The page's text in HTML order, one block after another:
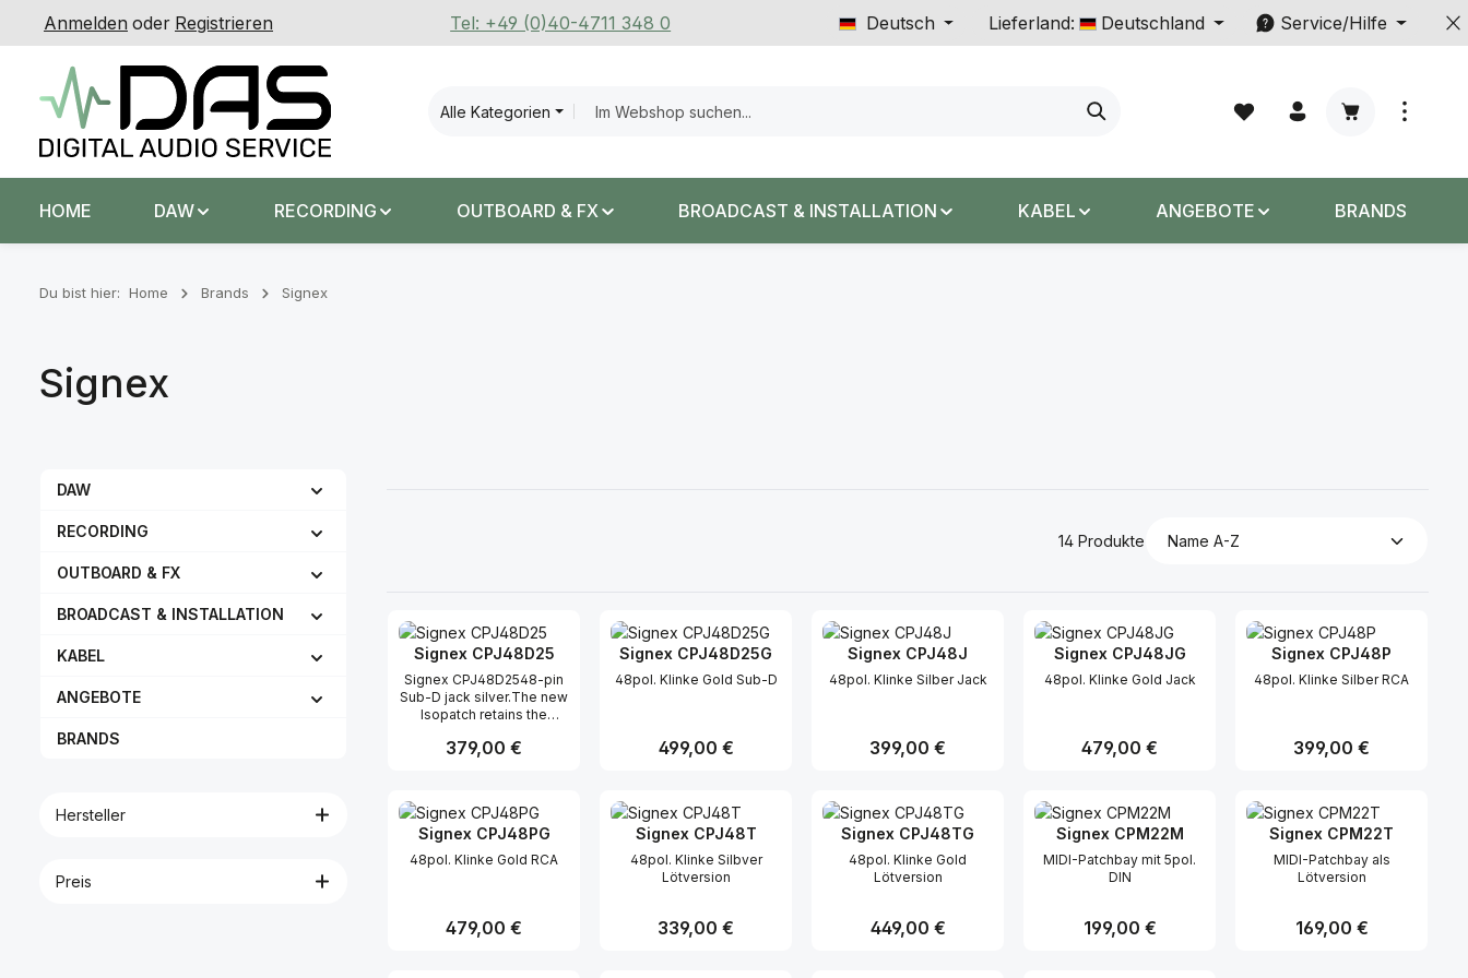
Hauptinhalt springen
Zur Suche springen
Zur Hauptnavigation springen
Anmelden oder Registrieren Tel: +49 (0)40-4711 348 0 Deutsch Lieferland: Deutschland Service/Hilfe
Alle Kategorien
Warenkorb
HOME DAW RECORDING OUTBOARD & FX BROADCAST & INSTALLATION KABEL ANGEBOTE BRANDS
Du bist hier: Home Brands Signex
Signex
DAW
RECORDING
OUTBOARD & FX
BROADCAST & INSTALLATION
KABEL
ANGEBOTE
BRANDS
Hersteller
Preis
14 Produkte
Signex CPJ48D25
Signex CPJ48D2548-pin
Sub-D jack silver.The new
Isopatch retains the
predecessor, but now has
design. The new Jack
design helps to keep out
the contaminants that
shorten contact life, they
also have a smart
plugging and un-plugging
as well as looking pretty
Regulärer Preis:
379,00 €
Produkt Anzahl: Gib den gewünschten Wert ein oder benutze die Schaltflächen um
Signex CPJ48D25G
48pol. Klinke Gold Sub-D
Regulärer Preis:
499,00 €
Produkt Anzahl: Gib den gewünschten Wert ein oder benutze die
Signex CPJ48J
48pol. Klinke Silber Jack
Regulärer Preis:
399,00 €
Produkt Anzahl: Gib den gewünschten Wert ein
Signex CPJ48JG
48pol. Klinke Gold Jack
Regulärer Preis:
479,00 €
Produkt Anzahl: Gib den
Signex CPJ48P
48pol. Klinke Silber RCA
Regulärer Preis:
399,00 €
Produkt Anzahl:
Signex CPJ48PG
48pol. Klinke Gold RCA
Regulärer Preis:
479,00 €
Signex CPJ48T
48pol. Klinke Silbver
Lötversion
Regulärer Preis:
339,00 €
Signex CPJ48TG
48pol. Klinke Gold
Lötversion
Regulärer Preis:
449,00 €
Signex CPM22M
MIDI-Patchbay mit 5pol.
DIN
Regulärer Preis:
199,00 €
Signex CPM22T
MIDI-Patchbay als
Lötversion
Regulärer Preis:
169,00 €